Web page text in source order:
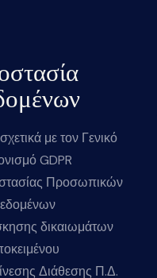
με τον Γενικό
GDPR
Προσωπικών
δικαιωμάτων
Διάθεσης Π.Δ.